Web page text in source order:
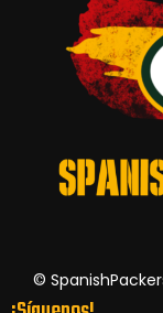
©